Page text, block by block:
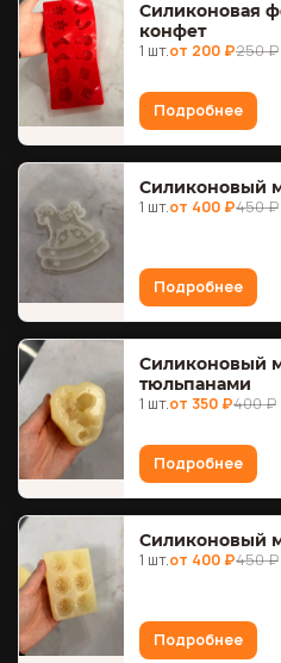
Силиконовая
конфет
1 шт.от 200 ₽250 ₽
Подробнее
Силиконовый
1 шт.от 400 ₽450 ₽
Подробнее
Силиконовый
тюльпанами
1 шт.от 350 ₽400 ₽
Подробнее
Силиконовый
1 шт.от 400 ₽450 ₽
Подробнее